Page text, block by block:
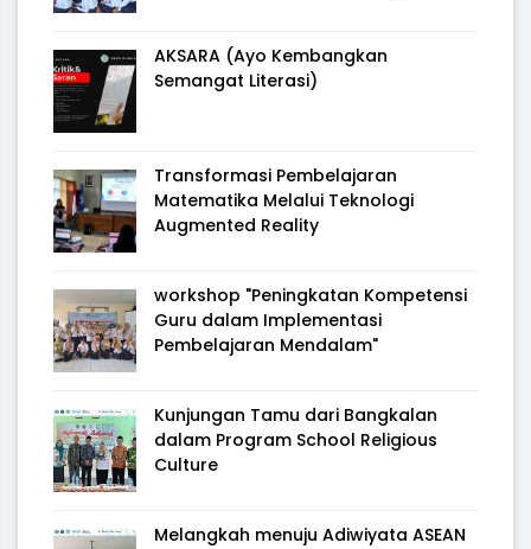
AKSARA (Ayo Kembangkan
Semangat Literasi)
Transformasi Pembelajaran
Matematika Melalui Teknologi
Augmented Reality
workshop "Peningkatan Kompetensi
Guru dalam Implementasi
Pembelajaran Mendalam"
Kunjungan Tamu dari Bangkalan
dalam Program School Religious
Culture
Melangkah menuju Adiwiyata ASEAN